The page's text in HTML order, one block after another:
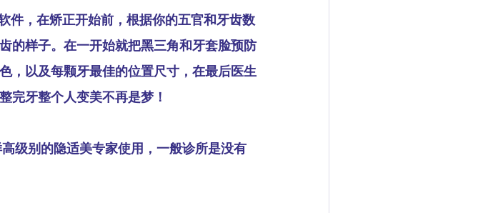
件，在矫正开始前，根据你的五官和牙齿数
的样子。在一开始就把黑三角和牙套脸预防
，以及每颗牙最佳的位置尺寸，在最后医生
完牙整个人变美不再是梦！
级别的隐适美专家使用，一般诊所是没有